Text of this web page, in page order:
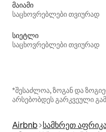
მაიამი
საცხოვრებლები თვიურად
სიეტლი
საცხოვრებლები თვიურად
*შესაძლოა, ზოგან და
არსებობდეს გარკვეული
Airbnb სამხრეთ